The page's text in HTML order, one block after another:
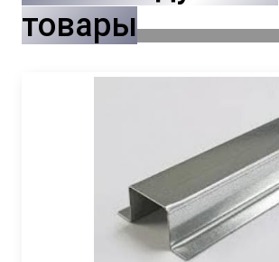
товары